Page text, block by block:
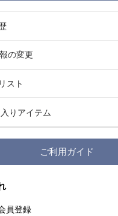
の変更
スト
りアイテム
ご利用ガイド
員登録